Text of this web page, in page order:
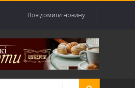
Повідомити новину